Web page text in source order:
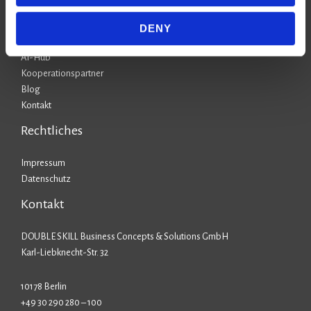
DENY
Stufe 3: KI-Starter
AI-Hub
Kooperationspartner
Blog
Kontakt
Rechtliches
Impressum
Datenschutz
Kontakt
DOUBLE SKILL Business Concepts & Solutions GmbH
Karl-Liebknecht-Str. 32
10178 Berlin
+49 30 290 280 – 100